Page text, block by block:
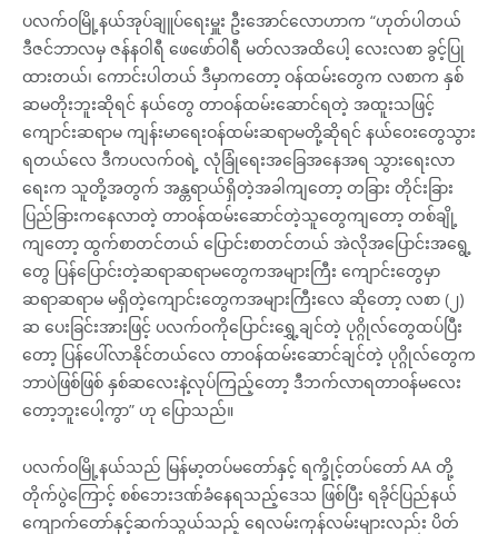
ပလက်ဝမြို့နယ်အုပ်ချူပ်ရေးမှူး ဦးအောင်လောဟာက “ဟုတ်ပါတယ်
ဒီဇင်ဘာလမှ ဇန်နဝါရီ ဖေဖော်ဝါရီ မတ်လအထိပေါ့ လေးလစာ ခွင့်ပြု
ထားတယ်၊ ကောင်းပါတယ် ဒီမှာကတော့ ဝန်ထမ်းတွေက လစာက နှစ်
ဆမတိုးဘူးဆိုရင် နယ်တွေ တာဝန်ထမ်းဆောင်ရတဲ့ အထူးသဖြင့်
ကျောင်းဆရာမ ကျန်းမာရေးဝန်ထမ်းဆရာမတို့ဆိုရင် နယ်ဝေးတွေသွား
ရတယ်လေ ဒီကပလက်ဝရဲ့ လုံခြုံရေးအခြေအနေအရ သွားရေးလာ
ရေးက သူတို့အတွက် အန္တရာယ်ရှိတဲ့အခါကျတော့ တခြား တိုင်းခြား
ပြည်ခြားကနေလာတဲ့ တာဝန်ထမ်းဆောင်တဲ့သူတွေကျတော့ တစ်ချို့
ကျတော့ ထွက်စာတင်တယ် ပြောင်းစာတင်တယ် အဲလိုအပြောင်းအရွေ့
တွေ ပြန်ပြောင်းတဲ့ဆရာဆရာမတွေကအများကြီး ကျောင်းတွေမှာ
ဆရာဆရာမ မရှိတဲ့ကျောင်းတွေကအများကြီးလေ ဆိုတော့ လစာ (၂)
ဆ ပေးခြင်းအားဖြင့် ပလက်ဝကိုပြောင်းရွှေ့ချင်တဲ့ ပုဂ္ဂိုလ်တွေထပ်ပြီး
တော့ ပြန်ပေါ်လာနိုင်တယ်လေ တာဝန်ထမ်းဆောင်ချင်တဲ့ ပုဂ္ဂိုလ်တွေက
ဘာပဲဖြစ်ဖြစ် နှစ်ဆလေးနဲ့လုပ်ကြည့်တော့ ဒီဘက်လာရတာဝန်မလေး
တော့ဘူးပေါ့ကွာ” ဟု ပြောသည်။
ပလက်ဝမြို့နယ်သည် မြန်မာ့တပ်မတော်နှင့် ရက္ခိုင့်တပ်တော် AA တို့
တိုက်ပွဲကြောင့် စစ်ဘေးဒဏ်ခံနေရသည့်ဒေသ ဖြစ်ပြီး ရခိုင်ပြည်နယ်
ကျောက်တော်နှင့်ဆက်သွယ်သည့် ရေလမ်းကုန်လမ်းများလည်း ပိတ်